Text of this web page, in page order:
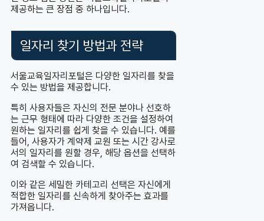
제공하는 큰 장점 중 하나입니다.
일자리 찾기 방법과 전략
서울교육일자리포털은 다양한 일자리를 찾을
수 있는 방법을 제공합니다.
특히 사용자들은 자신의 전문 분야나 선호하
는 근무 형태에 따라 다양한 조건을 설정하여
원하는 일자리를 쉽게 찾을 수 있습니다. 예를
들어, 사용자가 계약제 교원 또는 시간 강사로
서의 일자리를 원할 경우, 해당 옵션을 선택하
여 검색할 수 있습니다.
이와 같은 세밀한 카테고리 선택은 자신에게
적합한 일자리를 신속하게 찾아주는 효과를
가져옵니다.